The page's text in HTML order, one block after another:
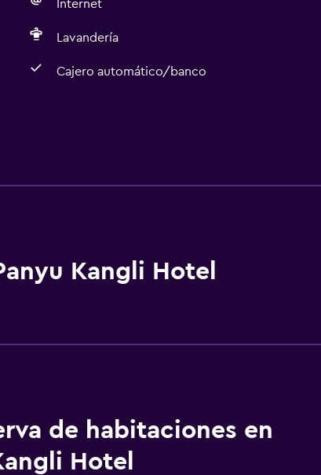
Internet
Lavandería
Cajero automático/banco
Kangli Hotel
de habitaciones en
Hotel